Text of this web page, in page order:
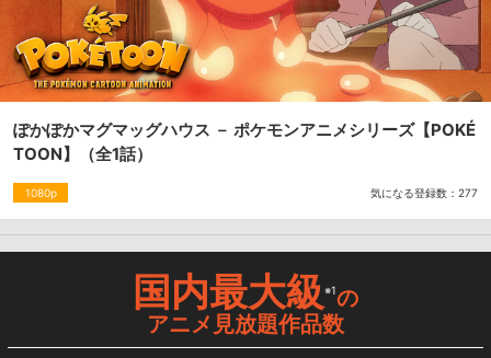
ぽかぽかマグマッグハウス － ポケモンアニメシリーズ【POKÉ
TOON】
（全1話）
1080p 気になる登録数： 277
国内最大級※1の
アニメ見放題作品数